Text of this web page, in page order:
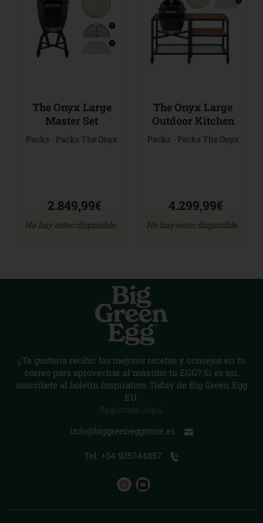
The Onyx Large
Master Set
Packs Packs The Onyx
2.849,99€
No hay estoc disponible.
The Onyx Large
Outdoor Kitchen
Packs Packs The Onyx
4.299,99€
No hay estoc disponible.
¿Te gustaría recibir las mejores recetas y consejos en tu
correo para aprovechar al máximo tu EGG? Si es así,
suscríbete al boletín Inspiration Today de Big Green Egg
EU.
Regístrate Aquí.
info@biggreeneggstore.es
Tel: +34 935744857